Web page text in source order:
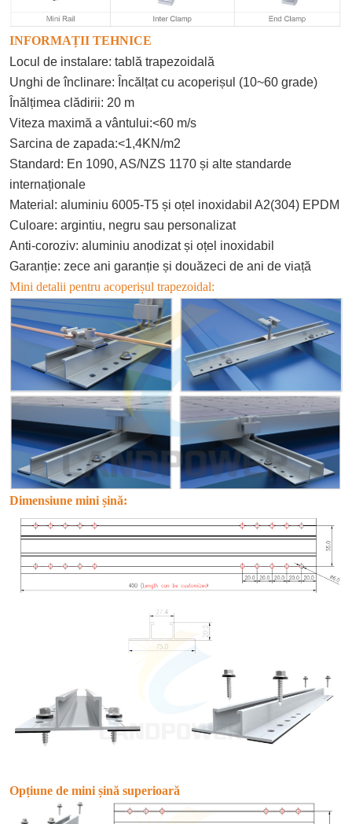
INFORMAȚII TEHNICE
Locul de instalare: tablă trapezoidală
Unghi de înclinare: Încălțat cu acoperișul (10~60 grade)
Înălțimea clădirii: 20 m
Viteza maximă a vântului:<60 m/s
Sarcina de zapada:<1,4KN/m2
Standard: En 1090, AS/NZS 1170 și alte standarde
internaționale
Material: aluminiu 6005-T5 și oțel inoxidabil A2(304) EPDM
Culoare: argintiu, negru sau personalizat
Anti-coroziv: aluminiu anodizat și oțel inoxidabil
Garanție: zece ani garanție și douăzeci de ani de viață
Mini detalii pentru acoperișul trapezoidal:
Dimensiune mini șină:
Opțiune de mini șină superioară